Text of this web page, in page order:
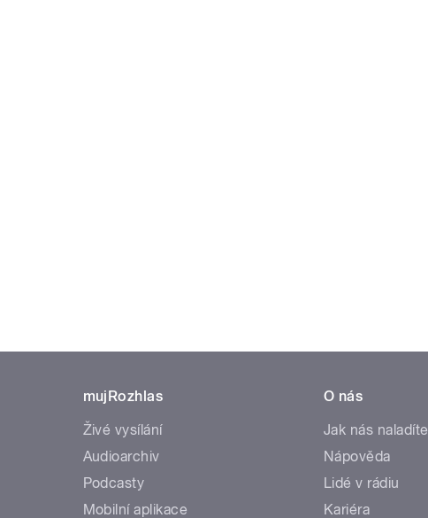
mujRozhlas
Živé vysílání
Audioarchiv
Podcasty
Mobilní aplikace
O nás
Jak nás naladíte
Nápověda
Lidé v rádiu
Kariéra